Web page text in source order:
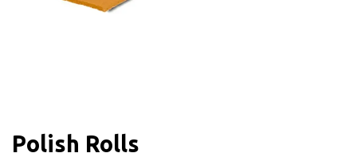
Polish Rolls